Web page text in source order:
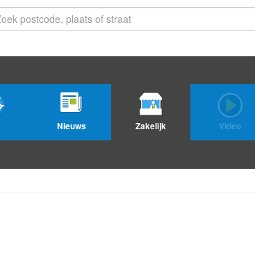
Nieuws Zakelijk Video